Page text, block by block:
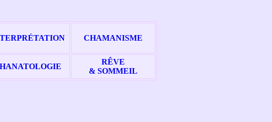
CHAMANISME
RÊVE
& SOMMEIL